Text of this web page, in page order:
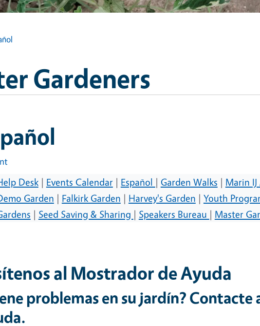
Gardeners
Desk| Events Calendar| Español | Garden Walks | Marin
Garden | Falkirk Garden | Harvey's Garden | Youth
| Seed Saving & Sharing | Speakers Bureau | Master
al Mostrador de Ayuda
problemas en su jardín?